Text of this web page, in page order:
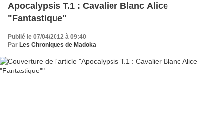
Apocalypsis T.1 : Cavalier Blanc Alice
"Fantastique"
Publié le 07/04/2012 à 09:40
Par Les Chroniques de Madoka